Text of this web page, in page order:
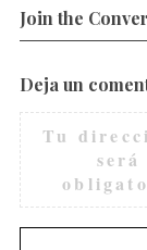
Join the
Deja un
Tu
: